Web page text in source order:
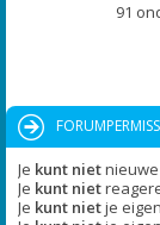
91
Je kunt niet
Je kunt niet
Je kunt nietje